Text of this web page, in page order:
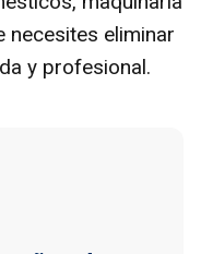
necesites eliminar
y profesional.